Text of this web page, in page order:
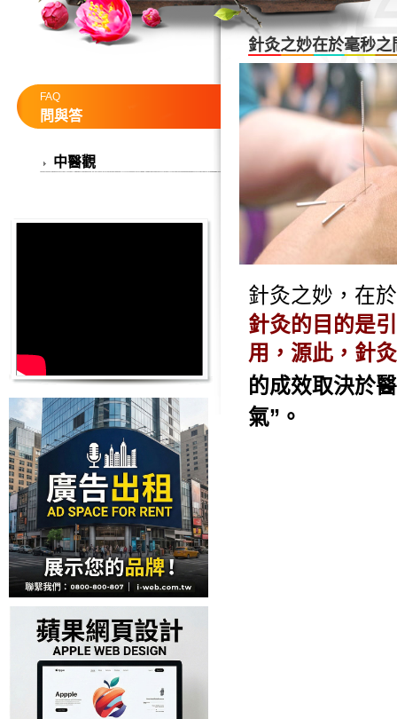
FAQ
問與答
中醫觀
針灸之妙在於毫秒
針灸之妙，在
針灸的目的是
用，源此，針
的成效取決於
氣”。